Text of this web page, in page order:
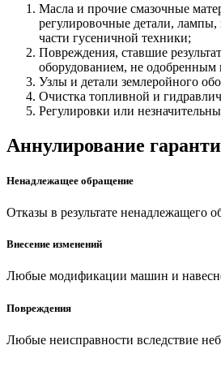
Масла и прочие смазочные
регулировочные детали,
части гусеничной техники;
Повреждения, ставшие
оборудованием, не одобренным
Узлы и детали землеройного
Очистка топливной и
Регулировки или
Аннулирование
Ненадлежащее обращение
Отказы в результате ненадлежащего
Внесение изменений
Любые модификации машин и
Повреждения
Любые неисправности вследствие